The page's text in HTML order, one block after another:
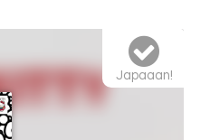
Japaaan!